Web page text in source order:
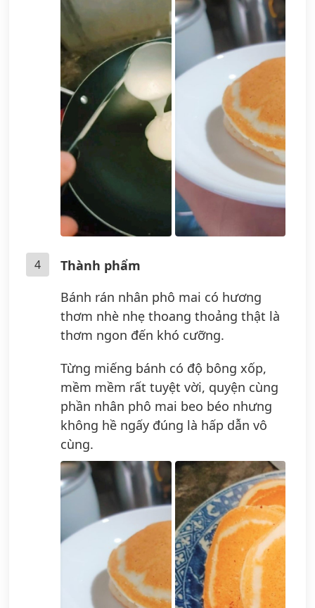
4
Thành phẩm
Bánh rán nhân phô mai có hương
thơm nhè nhẹ thoang thoảng thật là
thơm ngon đến khó cưỡng.
Từng miếng bánh có độ bông xốp,
mềm mềm rất tuyệt vời, quyện cùng
phần nhân phô mai beo béo nhưng
không hề ngấy đúng là hấp dẫn vô
cùng.